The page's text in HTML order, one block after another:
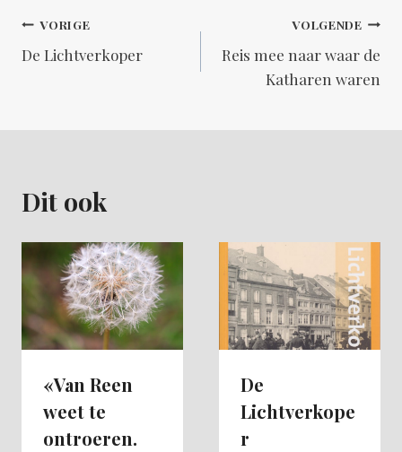
Bericht
navigatie
VORIGE
De Lichtverkoper
VOLGENDE
Reis mee naar waar de
Katharen waren
Dit ook
«Van Reen
weet te
ontroeren.
De
Lichtverkope
r